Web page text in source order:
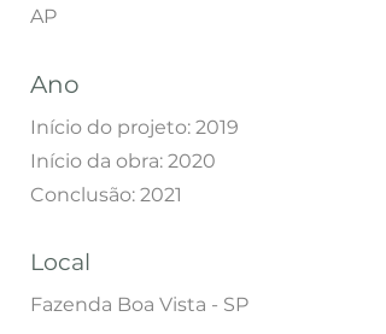
AP
Ano
Início do projeto: 2019
Início da obra: 2020
Conclusão: 2021
Local
Fazenda Boa Vista - SP